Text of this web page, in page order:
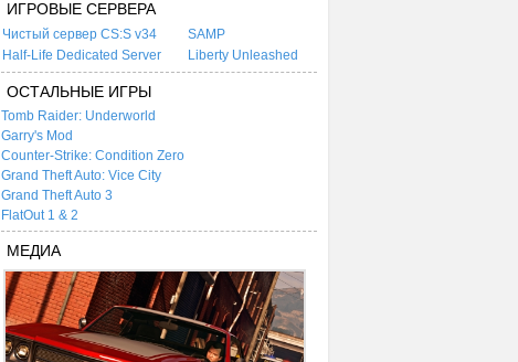
ИГРОВЫЕ СЕРВЕРА
Чистый сервер CS:S v34
SAMP
Half-Life Dedicated Server
Liberty Unleashed
ОСТАЛЬНЫЕ ИГРЫ
Tomb Raider: Underworld
Garry's Mod
Counter-Strike: Condition Zero
Grand Theft Auto: Vice City
Grand Theft Auto 3
FlatOut 1 & 2
МЕДИА